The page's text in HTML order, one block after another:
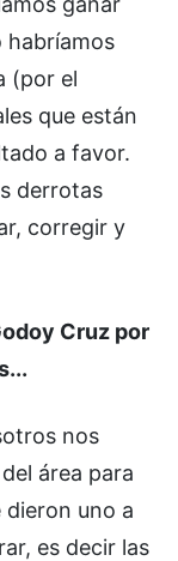
habríamos
(por el
que están
a favor.
derrotas
corregir y
Cruz por
nos
área para
dieron uno a
es decir las